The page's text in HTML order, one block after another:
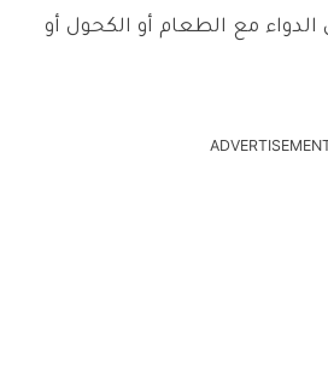
الدواء مع الطعام أو الكحول أو
ADVERTISEMENT